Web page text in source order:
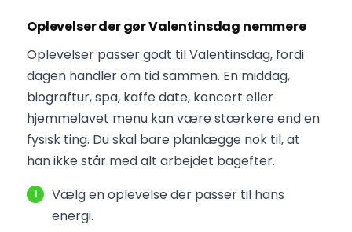
Oplevelser der gør Valentinsdag nemmere
Oplevelser passer godt til Valentinsdag, fordi
dagen handler om tid sammen. En middag,
biograftur, spa, kaffe date, koncert eller
hjemmelavet menu kan være stærkere end en
fysisk ting. Du skal bare planlægge nok til, at
han ikke står med alt arbejdet bagefter.
Vælg en oplevelse der passer til hans
energi.